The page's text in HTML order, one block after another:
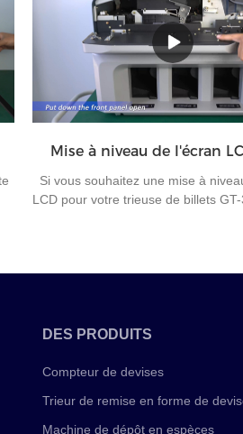
machine de tri de fitness de marque
31 est très appropriée pour le
banque afin d'améliorer l'efficacité
bureautique.
Mise à niveau de l'écran
Si vous souhaitez une mise à
LCD pour votre trieuse de billets
une communication
DES PRODUITS
Compteur de devises
Trieur de remise en forme de
Machine de dépôt en espèces